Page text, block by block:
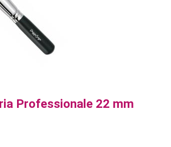
Professionale 22 mm